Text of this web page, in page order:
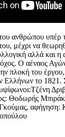
ανθρώπου υπέρ
μέχρι να
αλλά και η
Ο αέναος
πλοκή του
το 1821.
Θοδωρής
αφήγηση: